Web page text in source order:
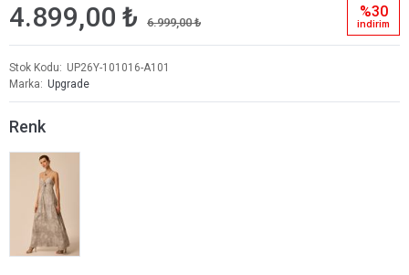
4.899,00 ₺ 6.999,00 ₺
%30
i̇ndi̇ri̇m
Stok Kodu
UP26Y-101016-A101
Marka
Upgrade
Renk